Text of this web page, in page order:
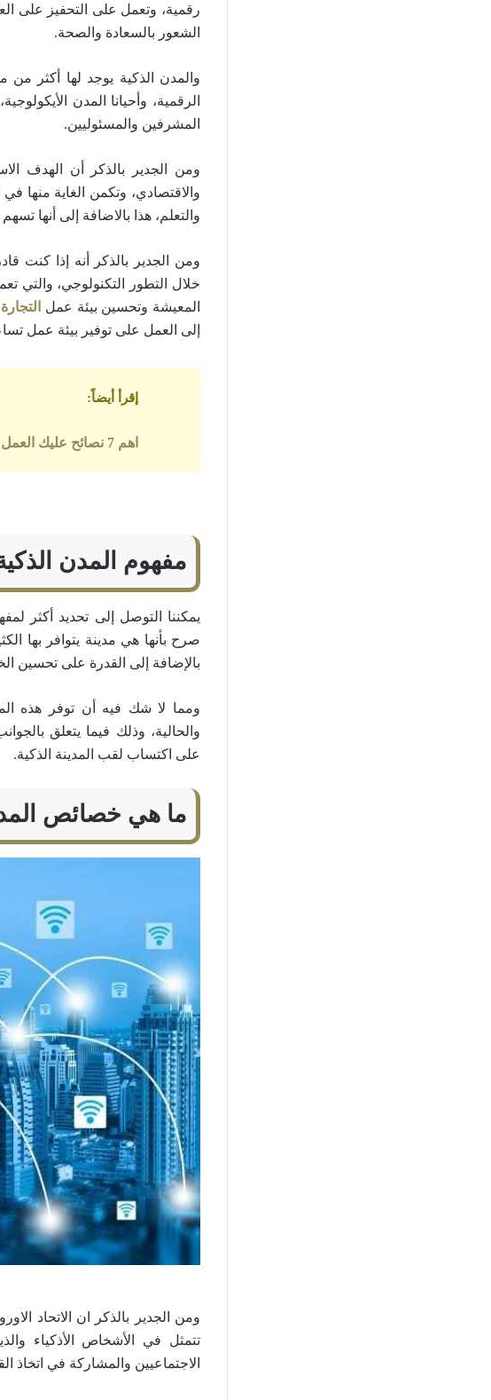
رقمية، وتعمل على التحفيز على
الشعور بالسعادة والصحة.
والمدن الذكية يوجد لها أكثر
الرقمية، وأحيانا المدن
المشرفين والمسئوليين.
ومن الجدير بالذكر أن الهدف
والاقتصادي، وتكمن الغاية منها
والتعلم، هذا بالاضافة إلى أنها
ومن الجدير بالذكر أنه إذا كنت
خلال التطور التكنولوجي، والتي
المعيشة وتحسين بيئة عمل
إلى العمل على توفير بيئة عمل
إقرأ أيضاً:
اهم 7 نصائح عليك العمل بها قبل السفر خارج بلدك 2022
مفهوم المدن
يمكننا التوصل إلى تحديد أكثر
صرح بأنها هي مدينة يتوافر بها
بالإضافة إلى القدرة على تحسين
ومما لا شك فيه أن توفر هذه
والحالية، وذلك فيما يتعلق
على اكتساب لقب المدينة الذكية.
ما هي خصائص
ومن الجدير بالذكر ان الاتحاد
تتمثل في الأشخاص الأذكياء
الاجتماعيين والمشاركة في اتخاذ